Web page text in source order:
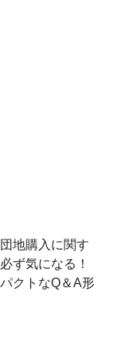
地購入に関す
ず気になる！
クトなQ＆A形